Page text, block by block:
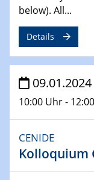
ZBT
Das
07.02.2024
Online-
Horizont
13.02.2024
Technology
ZBT
below). All...
Details
09.01.2024
10:00 Uhr -
CENIDE
Kolloquium